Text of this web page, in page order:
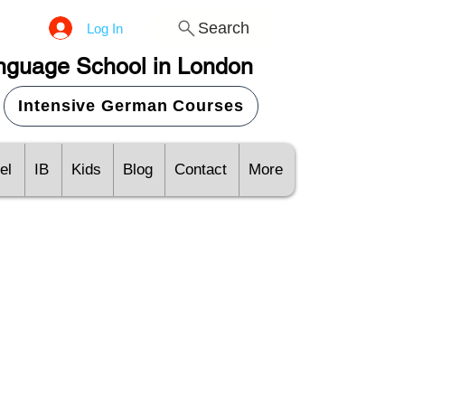
Log In Search
School in London
Intensive German Courses
IB Kids Blog Contact More